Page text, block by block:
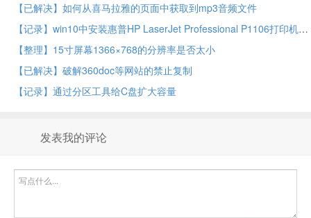
【已解决】如何从喜马拉雅的页面中获取到mp3音频文件
【记录】win10中安装惠普HP LaserJet Professional P1106打印机驱动
【整理】15寸屏幕1366×768的分辨率是否太小
【已解决】破解360doc等网站的禁止复制
【记录】通过分区工具给C盘扩大容量
发表我的评论